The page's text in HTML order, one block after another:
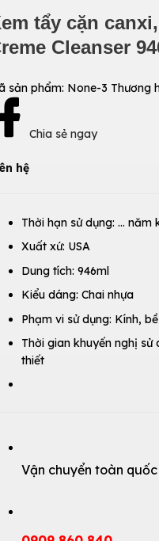
tẩy cặn
Cleanser
sản phẩm: None-3 Thương
Chia sẻ ngay
hệ
Thời hạn sử dụng: … năm
Xuất xứ: USA
Dung tích: 946ml
Kiểu dáng: Chai nhựa
Phạm vi sử dụng: Kính,
Thời gian khuyến nghị sử
thiết
Vận chuyển toàn quốc